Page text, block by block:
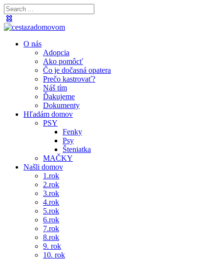
O nás
Adopcia
Ako pomôcť
Čo je dočasná opatera
Prečo kastrovať?
Náš tím
Ďakujeme
Dokumenty
Hľadám domov
PSY
Fenky
Psy
Šteniatka
MAČKY
Našli domov
1.rok
2.rok
3.rok
4.rok
5.rok
6.rok
7.rok
8.rok
9. rok
10. rok